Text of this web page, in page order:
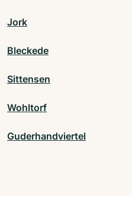
Jork
Bleckede
Sittensen
Wohltorf
Guderhandviertel